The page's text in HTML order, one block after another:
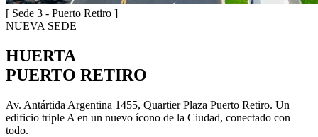
[ Sede 3 - Puerto Retiro ]
NUEVA SEDE
HUERTA
PUERTO RETIRO
Av. Antártida Argentina 1455, Quartier Plaza Puerto Retiro. Un
edificio triple A en un nuevo ícono de la Ciudad, conectado con
todo.